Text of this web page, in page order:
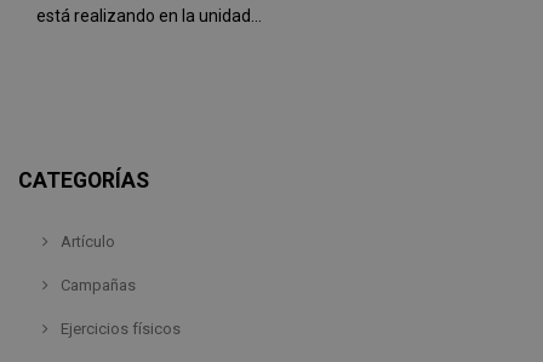
está realizando en la unidad...
CATEGORÍAS
Artículo
Campañas
Ejercicios físicos